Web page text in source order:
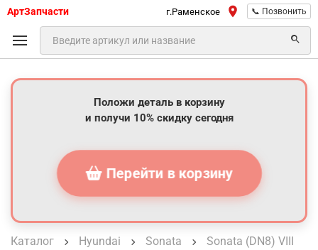
АртЗапчасти г.Раменское 📞 Позвонить
Положи деталь в корзину
и получи 10% скидку сегодня
Перейти в корзину
Каталог Hyundai Sonata
Sonata (DN8) VIII